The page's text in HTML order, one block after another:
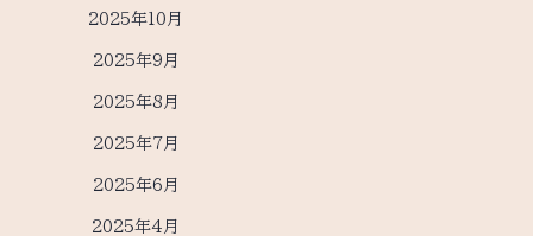
2025年10月
2025年9月
2025年8月
2025年7月
2025年6月
2025年4月